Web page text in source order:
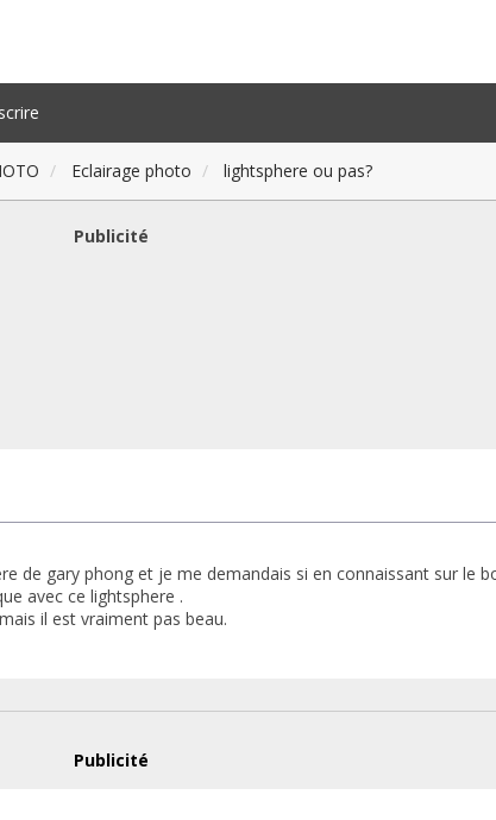
Eclairage photo lightsphere ou pas?
Publicité
de gary phong et je me demandais si en connaissant sur le
avec ce lightsphere .
il est vraiment pas beau.
Publicité